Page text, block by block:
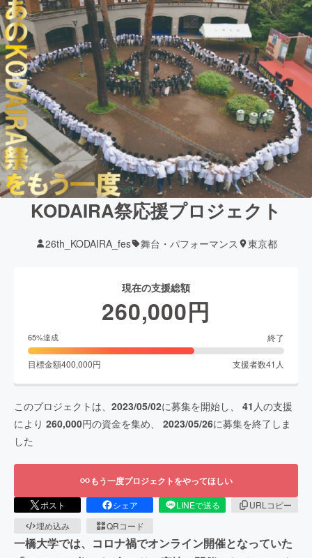
KODAIRA祭応援プロジェクト
26th_KODAIRA_fes 舞台・パフォーマンス 東京都
現在の支援総額
260,000円
65%達成 終了
目標金額400,000円 支援者数41 人
このプロジェクトは、 2023/05/02に募集を開始し、 41 人の支援
により 260,000円の資金を集め、 2023/05/26に募集を終了しま
した
もう一度プロジェクトをやってほしい
ポスト シェア LINEで送る
URLコピー
埋め込み
QRコード
一橋大学では、コロナ禍でオンライン開催となっていた